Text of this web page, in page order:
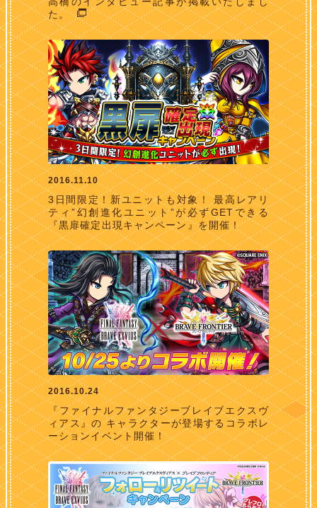
た。
2016.11.10
3日間限定！新ユニットも対象！ 最高レアリ
ティ”幻創進化ユニット”が必ずGETできる
『黒扉確定出現キャンペーン』を開催！
2016.10.24
『ファイナルファンタジーブレイブエクスヴ
ィアス』の キャラクターが登場するコラボレ
ーションイベント開催！